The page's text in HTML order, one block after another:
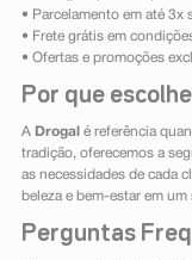
• Parcelamento em até 3x
• Frete grátis em
• Ofertas e promoções
Por que
A Drogal é referência
tradição, oferecemos a
as necessidades de cada
beleza e bem-estar em um
Perguntas